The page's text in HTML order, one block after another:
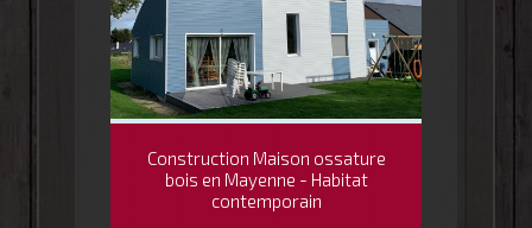
Construction Maison ossature
bois en Mayenne - Habitat
contemporain